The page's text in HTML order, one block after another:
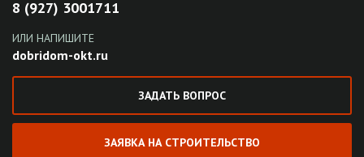
8 (927) 3001711
ИЛИ НАПИШИТЕ
dobridom-okt.ru
ЗАДАТЬ ВОПРОС
ЗАЯВКА НА СТРОИТЕЛЬСТВО